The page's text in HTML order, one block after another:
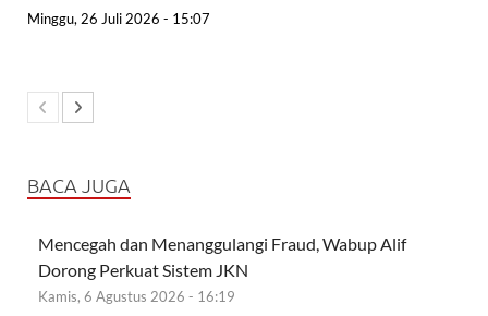
Minggu, 26 Juli 2026 - 15:07
BACA JUGA
Mencegah dan Menanggulangi Fraud, Wabup Alif
Dorong Perkuat Sistem JKN
Kamis, 6 Agustus 2026 - 16:19